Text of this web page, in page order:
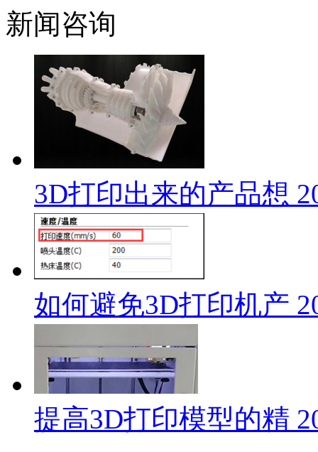
新闻咨询
3D打印出来的产品想
如何避免3D打印机产
提高3D打印模型的精